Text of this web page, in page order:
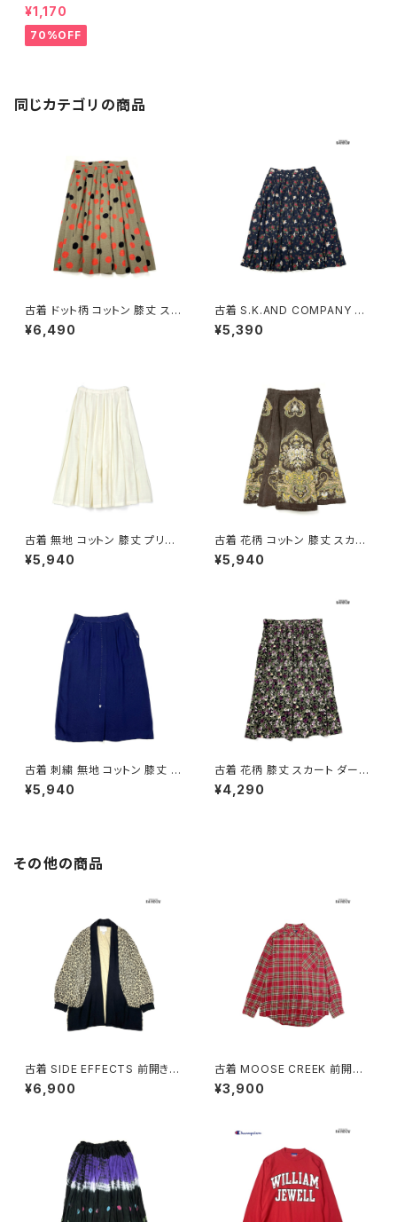
カ製 TALONジップ チェック柄
ウール 膝丈 タックスカート グレ
ー (btu2312027)
¥1,170
70%OFF
同じカテゴリの商品
古着 ドット柄 コットン 膝丈 スカ
ート 茶 (ba2607006)
¥6,490
古着 S.K.AND COMPANY 花
柄 膝丈 プリーツ スカート 紺 (b
tu2604016)
¥5,390
古着 無地 コットン 膝丈 プリー
ツ スカート ベージュ 生成り (b
a2607005)
¥5,940
古着 花柄 コットン 膝丈 スカー
ト ダークブラウン (ba260701
3)
¥5,940
古着 刺繍 無地 コットン 膝丈 ス
カート 紺 (ba2607004)
¥5,940
古着 花柄 膝丈 スカート ダーク
グリーン (btu2604018)
¥4,290
その他の商品
古着 SIDE EFFECTS 前開き
総柄 レオパード柄 長袖 ニット
アウター ベージュ (ttu250905
¥6,900
古着 MOOSE CREEK 前開き
チェック柄 コットン100％ フラン
ネル 長袖 シャツ 赤 (ttu25090
¥3,900